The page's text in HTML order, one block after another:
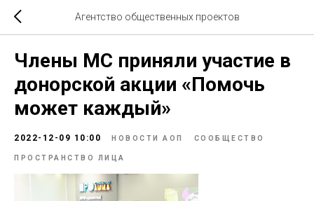
Агентство общественных проектов
Члены МС приняли участие в
донорской акции «Помочь
может каждый»
2022-12-09 10:00 НОВОСТИ АОП СООБЩЕСТВО
ПРОСТРАНСТВО ЛИЦА